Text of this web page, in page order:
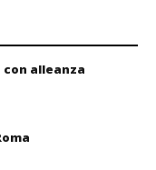
con alleanza